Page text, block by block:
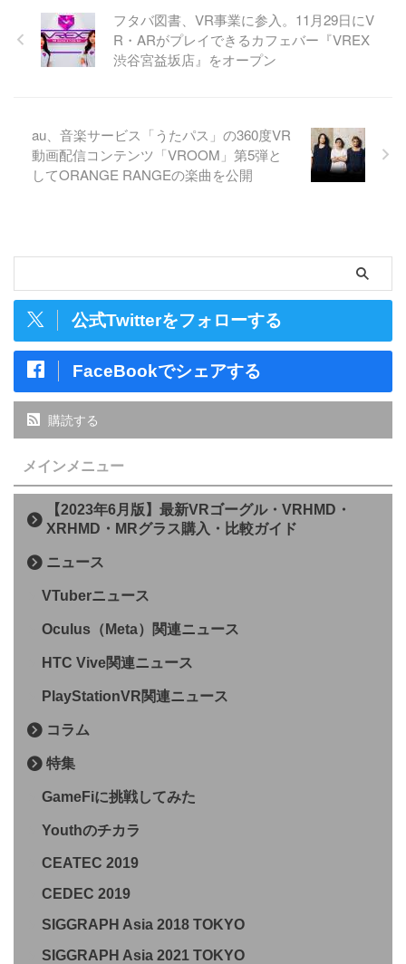
フタバ図書、VR事業に参入。11月29日にV
R・ARがプレイできるカフェバー『VREX
渋谷宮益坂店』をオープン
au、音楽サービス「うたパス」の360度VR
動画配信コンテンツ「VROOM」第5弾と
してORANGE RANGEの楽曲を公開
公式Twitterをフォローする
FaceBookでシェアする
購読する
メインメニュー
【2023年6月版】最新VRゴーグル・VRHMD・
XRHMD・MRグラス購入・比較ガイド
ニュース
VTuberニュース
Oculus（Meta）関連ニュース
HTC Vive関連ニュース
PlayStationVR関連ニュース
コラム
特集
GameFiに挑戦してみた
Youthのチカラ
CEATEC 2019
CEDEC 2019
SIGGRAPH Asia 2018 TOKYO
SIGGRAPH Asia 2021 TOKYO